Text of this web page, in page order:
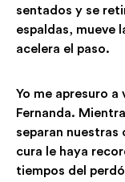
sentados y se
espaldas, mueve
acelera el paso.
Yo me apresuro a
Fernanda.
separan nuestras
cura le haya
tiempos del